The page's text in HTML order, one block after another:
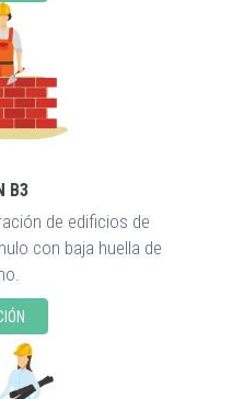
B3
de edificios de
con baja huella de